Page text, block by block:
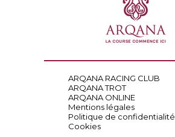
ARQANA RACING CLUB
ARQANA TROT
ARQANA ONLINE
Mentions légales
Politique de confidentialité
Cookies